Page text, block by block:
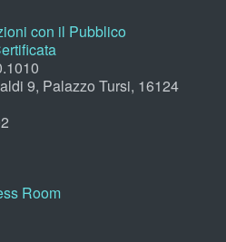
con il Pubblico
9, Palazzo Tursi, 16124
Room